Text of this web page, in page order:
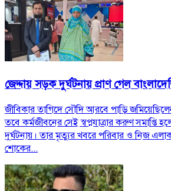
জেদ্দায় সড়ক দুর্ঘটনায় প্রাণ গেল
জীবিকার তাগিদে সৌদি আরবে পাড়ি
তবে কর্মজীবনের সেই স্বপ্নযাত্রার করুণ সমাপ্তি
দুর্ঘটনায়। তার মৃত্যুর খবরে পরিবার ও নিজ
শোকের...